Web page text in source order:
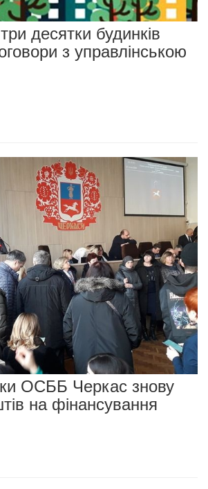
десятки будинків
з управлінською
ОСББ Черкас знову
на фінансування